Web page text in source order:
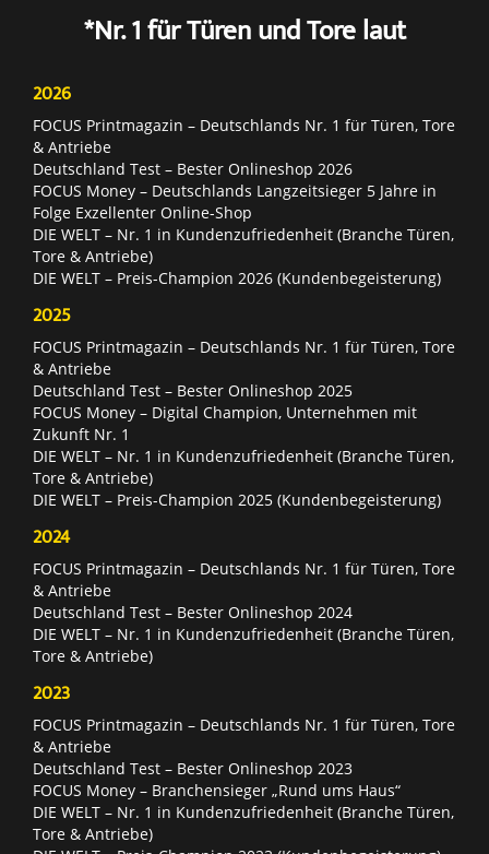
*Nr. 1 für Türen und Tore laut
2026
FOCUS Printmagazin – Deutschlands Nr. 1 für Türen, Tore
& Antriebe
Deutschland Test – Bester Onlineshop 2026
FOCUS Money – Deutschlands Langzeitsieger 5 Jahre in
Folge Exzellenter Online-Shop
DIE WELT – Nr. 1 in Kundenzufriedenheit (Branche Türen,
Tore & Antriebe)
DIE WELT – Preis-Champion 2026 (Kundenbegeisterung)
2025
FOCUS Printmagazin – Deutschlands Nr. 1 für Türen, Tore
& Antriebe
Deutschland Test – Bester Onlineshop 2025
FOCUS Money – Digital Champion, Unternehmen mit
Zukunft Nr. 1
DIE WELT – Nr. 1 in Kundenzufriedenheit (Branche Türen,
Tore & Antriebe)
DIE WELT – Preis-Champion 2025 (Kundenbegeisterung)
2024
FOCUS Printmagazin – Deutschlands Nr. 1 für Türen, Tore
& Antriebe
Deutschland Test – Bester Onlineshop 2024
DIE WELT – Nr. 1 in Kundenzufriedenheit (Branche Türen,
Tore & Antriebe)
2023
FOCUS Printmagazin – Deutschlands Nr. 1 für Türen, Tore
& Antriebe
Deutschland Test – Bester Onlineshop 2023
FOCUS Money – Branchensieger „Rund ums Haus“
DIE WELT – Nr. 1 in Kundenzufriedenheit (Branche Türen,
Tore & Antriebe)